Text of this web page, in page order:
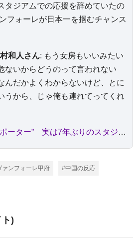
タジアムでの応援を辞めていたの
フォーレが日本一を掴むチャンス
和人さん: もう女房もいいみたい
ないからどうのって言われない
んだかよくわからないけど、とに
うから、じゃ俺も連れてってくれ
あの“おじいちゃんサポーター” 実は7年ぶりのスタジアム 妻の病気回復の願掛けで好きな応援やめていた
ァンフォーレ甲府 #中国の反応
)